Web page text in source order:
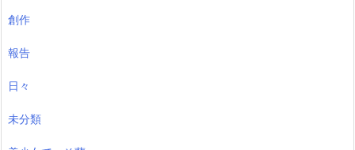
創作
報告
日々
未分類